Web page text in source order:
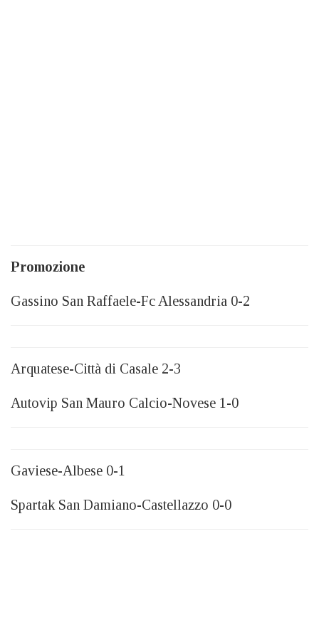
Promozione
Gassino San Raffaele-Fc Alessandria 0-2
Arquatese-Città di Casale 2-3
Autovip San Mauro Calcio-Novese 1-0
Gaviese-Albese 0-1
Spartak San Damiano-Castellazzo 0-0